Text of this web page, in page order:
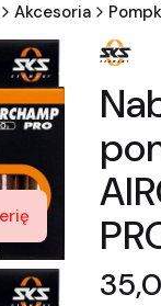
Akcesoria